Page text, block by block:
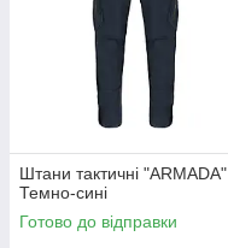
Штани тактичні "ARMADA"
Темно-сині
Готово до відправки